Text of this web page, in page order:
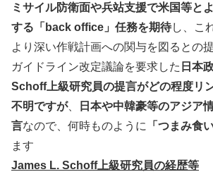
ミサイル防衛面や兵站支援で米国等と
する「back office」任務を期待し、こ
より深い作戦計画への関与を図るとの
ガイドライン改定議論を要求した 日本
Schoff上級研究員の提言がどの程度リ
不明ですが、
日本や中韓豪等のアジア
言なので、何時ものように 「つまみ食
ます
James L. Schoff上級研究員の経歴等